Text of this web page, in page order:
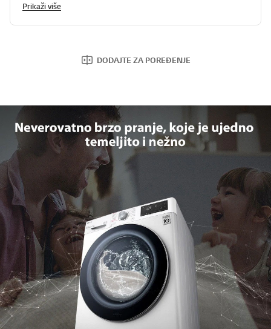
Prikaži više
DODAJTE ZA POREĐENJE